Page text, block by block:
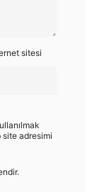
sitesi
site adresimi